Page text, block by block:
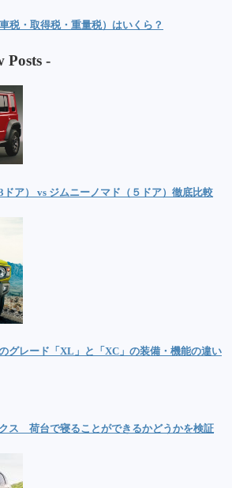
税・取得税・重量税）はいくら？
Posts -
ドア） vs ジムニーノマド（５ドア）徹底比較
グレード「XL」と「XC」の装備・機能の違い
ス 荷台で寝ることができるかどうかを検証